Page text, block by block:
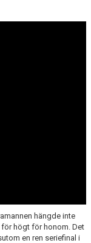
hängde inte
högt för honom. Det
en ren seriefinal i